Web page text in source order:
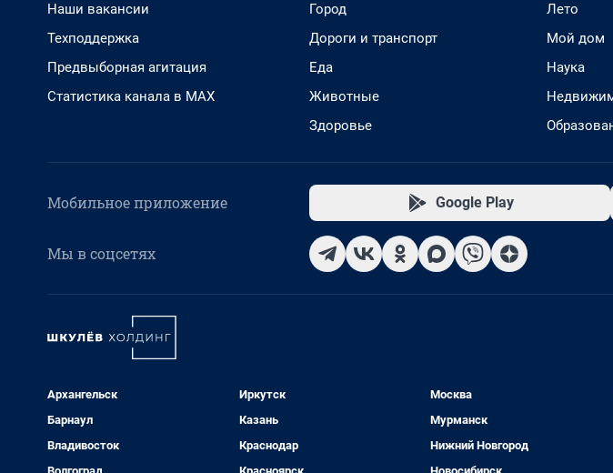
Наши вакансии
Техподдержка
Предвыборная агитация
Статистика канала в MAX
Город
Дороги и транспорт
Еда
Животные
Здоровье
Лето
Мой дом
Наука
Мобильное приложение Google Play
Мы в соцсетях
Архангельск
Барнаул
Владивосток
Иркутск
Казань
Краснодар
Москва
Мурманск
Нижний Новгород